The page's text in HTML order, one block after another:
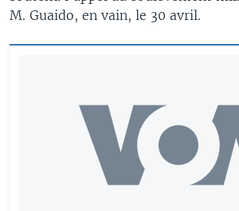
M. Guaido, en vain, le 30 avril.